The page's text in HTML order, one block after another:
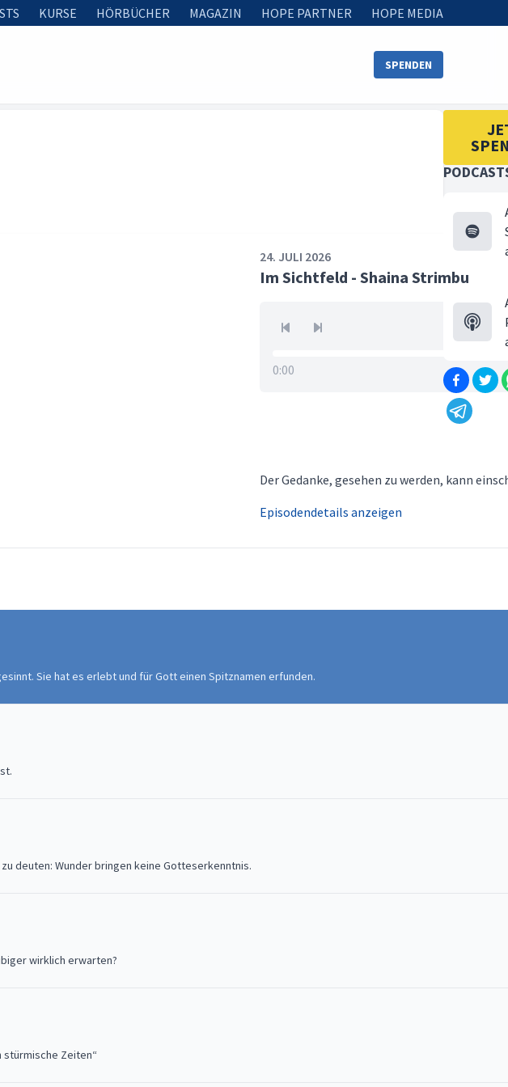
KURSE HÖRBÜCHER MAGAZIN HOPE PARTNER HOPE MEDIA
SPENDEN
24. JULI 2026
Im Sichtfeld - Shaina Strimbu
0:00
Der Gedanke, gesehen zu werden, kann
Episodendetails anzeigen
Sie hat es erlebt und für Gott einen Spitznamen erfunden.
deuten: Wunder bringen keine Gotteserkenntnis.
wirklich erwarten?
stürmische Zeiten“